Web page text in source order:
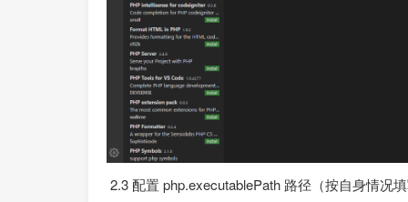
2.3 配置 php.executablePath 路径（按自身情况